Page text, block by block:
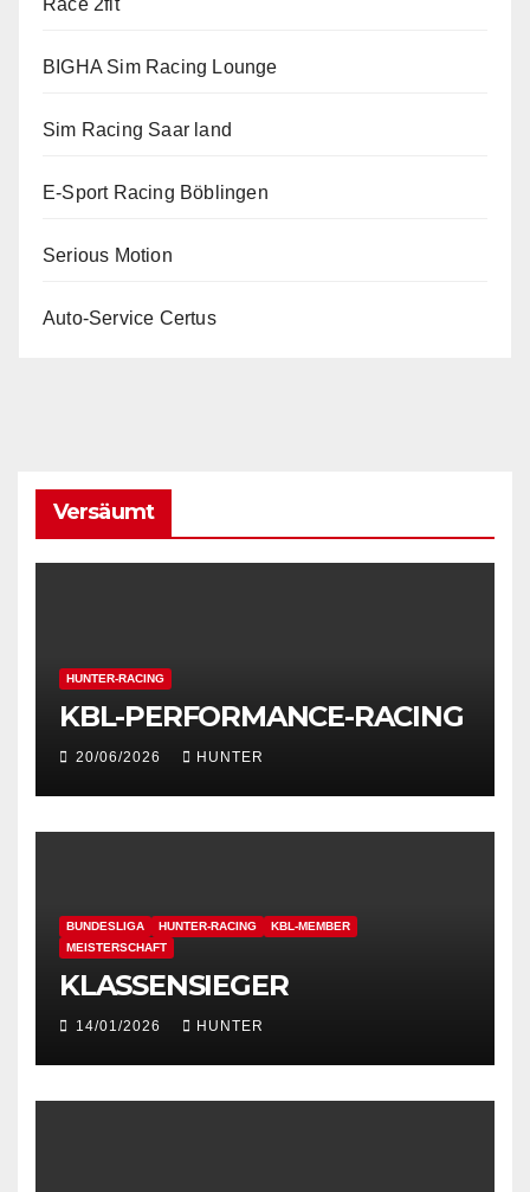
BIGHA Sim Racing Lounge
Sim Racing Saar land
E-Sport Racing Böblingen
Serious Motion
Auto-Service Certus
Versäumt
HUNTER-RACING
KBL-PERFORMANCE-RACING
20/06/2026 HUNTER
BUNDESLIGA HUNTER-RACING
KBL-MEMBER
MEISTERSCHAFT
KLASSENSIEGER
14/01/2026 HUNTER